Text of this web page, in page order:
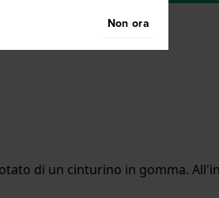
di un cinturino in gomma.
Non ora